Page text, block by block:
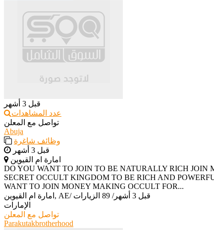
قبل 3 أشهر
عدد المشاهدات
تواصل مع المعلن
Abuja
وظائف شاغرة
قبل 3 أشهر
امارة ام القيوين
‎DO YOU WANT TO JOIN TO BE NATURALLY RICH JOIN
SECRET OCCULT KINGDOM TO BE RICH AND
WANT TO JOIN MONEY MAKING OCCULT FOR...
امارة ام القيوين, AE/ قبل 3 أشهر / 89 الزيارات
الإمارات
تواصل مع المعلن
Parakutakbrotherhood